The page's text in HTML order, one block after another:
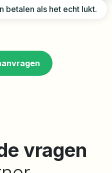
betalen als het echt lukt.
vragen